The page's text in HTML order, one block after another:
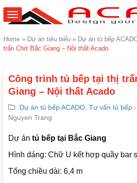
Home » Dự án tiêu biểu » Dự án tủ bếp
trấn Chờ Bắc Giang – Nội thất Acado
Công trình tủ bếp tại thị
Giang – Nội thất Acado
Dự án tủ bếp ACADO Tư vấn tủ bếp -
Nguyen Trang
Dự án tủ bếp tại Bắc Giang
Hình dáng: Chữ U kết hợp quầy bar
Tổng chiều dài: 6,4 m